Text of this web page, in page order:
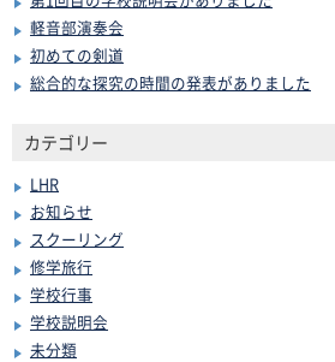
軽音部演奏会
初めての剣道
総合的な探究の時間の発表がありました
カテゴリー
LHR
お知らせ
スクーリング
修学旅行
学校行事
学校説明会
未分類